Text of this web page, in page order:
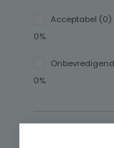
Acceptabel (0)
0%
0%